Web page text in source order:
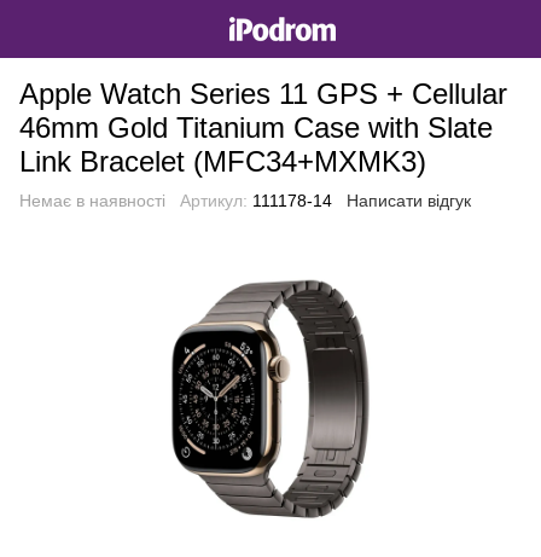
Apple Watch Series 11 GPS + Cellular
46mm Gold Titanium Case with Slate
Link Bracelet (MFC34+MXMK3)
Немає в наявності Артикул: 111178-14 Написати відгук